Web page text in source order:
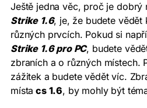
Ještě jedna věc, proč je dobrý
Strike 1.6, je, že budete vědět
různých prvcích. Pokud si
Strike 1.6 pro PC, budete
zbraních a o různých místech.
zážitek a budete vědět víc.
místa cs 1.6, by mohly být